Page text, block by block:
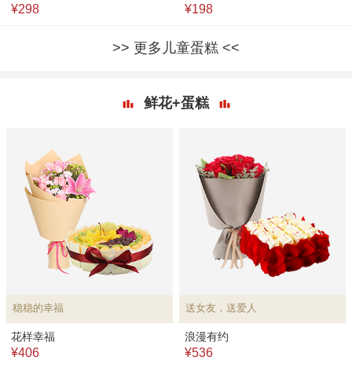
¥298 ¥198
更多儿童蛋糕
鲜花+蛋糕
稳稳的幸福
花样幸福
¥406
送女友，送爱人
浪漫有约
¥536